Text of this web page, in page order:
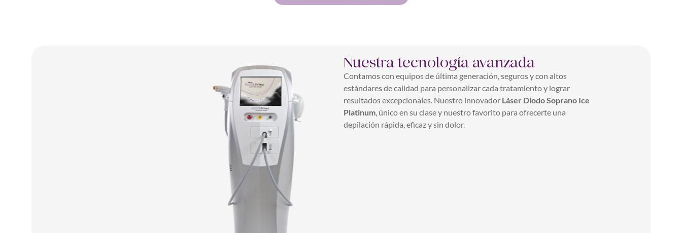
Nuestra tecnología avanzada
Contamos con equipos de última generación, seguros y con altos
estándares de calidad para personalizar cada tratamiento y lograr
resultados excepcionales. Nuestro innovador Láser Diodo Soprano Ice
Platinum, único en su clase y nuestro favorito para ofrecerte una
depilación rápida, eficaz y sin dolor.